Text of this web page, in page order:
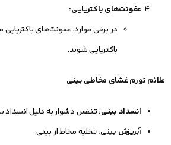
عفونت‌های باکتریایی:
در برخی موارد، عفونت‌های باکتریایی
باکتریایی شوند.
علائم تورم غشای مخاطی بینی
انسداد بینی:تنفس دشوار به دلیل انسداد
آبریزش بینی:تخلیه مخاط از بینی.